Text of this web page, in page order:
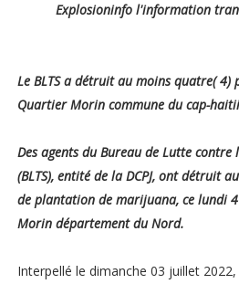
Explosioninfo l'information
Le BLTS a détruit au moins quatre(
Quartier Morin commune du cap-
Des agents du Bureau de Lutte contre
(BLTS), entité de la DCPJ, ont détruit
de plantation de marijuana, ce lundi
Morin département du Nord.
Interpellé le dimanche 03 juillet